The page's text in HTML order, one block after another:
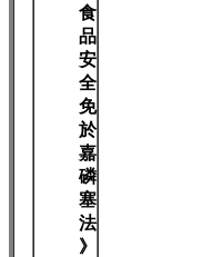
食
品
安
全
免
於
嘉
磷
塞
法
》